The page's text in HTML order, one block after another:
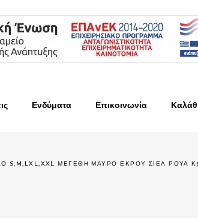
Ενδύματα Επικοινωνία
S,M,LXL,XXL ΜΕΓΕΘΗ ΜΑΥΡΟ ΕΚΡΟΥ ΣΙΕΛ ΡΟΥΑ